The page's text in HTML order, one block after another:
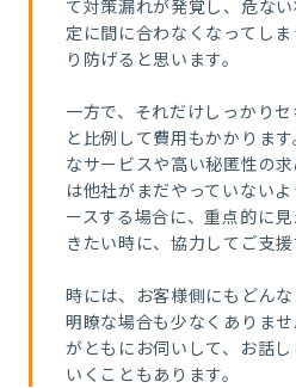
て対策漏れが発覚し、危な
定に間に合わなくなってし
り防げると思います。
一方で、それだけしっかり
と比例して費用もかかりま
なサービスや高い秘匿性の
は他社がまだやっていない
ースする場合に、重点的に
きたい時に、協力してご支
時には、お客様側にもどん
明瞭な場合も少なくありま
がともにお伺いして、お話
いくこともあります。